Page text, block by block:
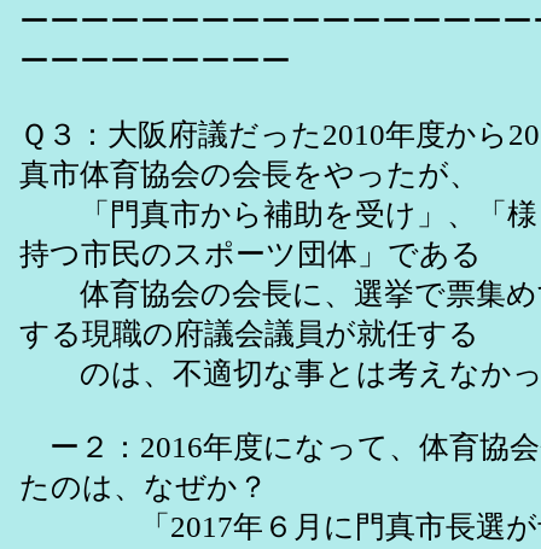
ーーーーーーーーーーーーーーーー
ーーーーーーーーー
Ｑ３：大阪府議だった2010年度から
真市体育協会の会長をやったが、
「門真市から補助を受け」、「様
持つ市民のスポーツ団体」である
体育協会の会長に、選挙で票集め
する現職の府議会議員が就任する
のは、不適切な事とは考えなか
ー２：2016年度になって、体育協
たのは、なぜか？
「2017年６月に門真市長選が